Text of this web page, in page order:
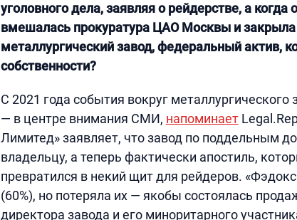
уголовного дела, заявляя о рейдерстве, а
вмешалась прокуратура ЦАО Москвы и
металлургический завод, федеральный актив,
собственности?
С 2021 года события вокруг
— в центре внимания СМИ, напоминает
Лимитед» заявляет, что завод по поддельным
владельцу, а теперь фактически апостиль,
превратился в некий щит для рейдеров.
(60%), но потеряла их — якобы состоялась
директора завода и его миноритарного